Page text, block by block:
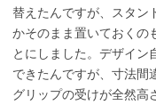
替えたんですが、スタン
かそのまま置いておくの
とにしました。デザイン
できたんですが、寸法間
グリップの受けが全然高